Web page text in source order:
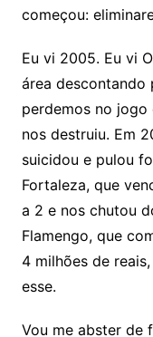
começou:
Eu vi 2005. Eu vi
área descontando
perdemos no jogo
nos destruiu. Em
suicidou e pulou
Fortaleza, que
a 2 e nos chutou
Flamengo, que
4 milhões de
esse.
Vou me abster de